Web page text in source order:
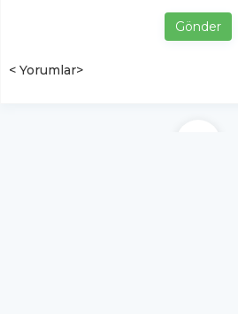
Gönder
< Yorumlar>